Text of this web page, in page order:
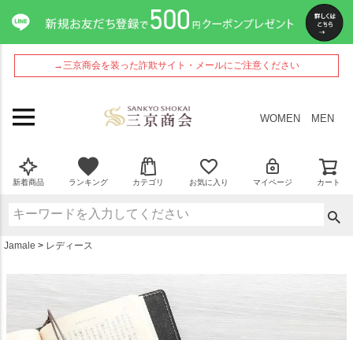
→三京商会を装った詐欺サイト・メールにご注意ください
WOMEN MEN
新着商品 ランキング カテゴリ お気に入り マイページ カート
Jamale レディース
ペー
ジト
ップ
へ